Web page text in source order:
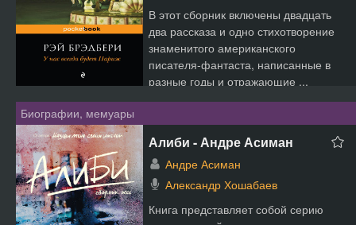
В этот сборник включены двадцать
два рассказа и одно стихотворение
знаменитого американского
писателя-фантаста, написанные в
разные годы и отражающие ...
Биографии, мемуары
Алиби - Андре Асиман
Андре Асиман
Александр Хошабаев
Книга представляет собой серию